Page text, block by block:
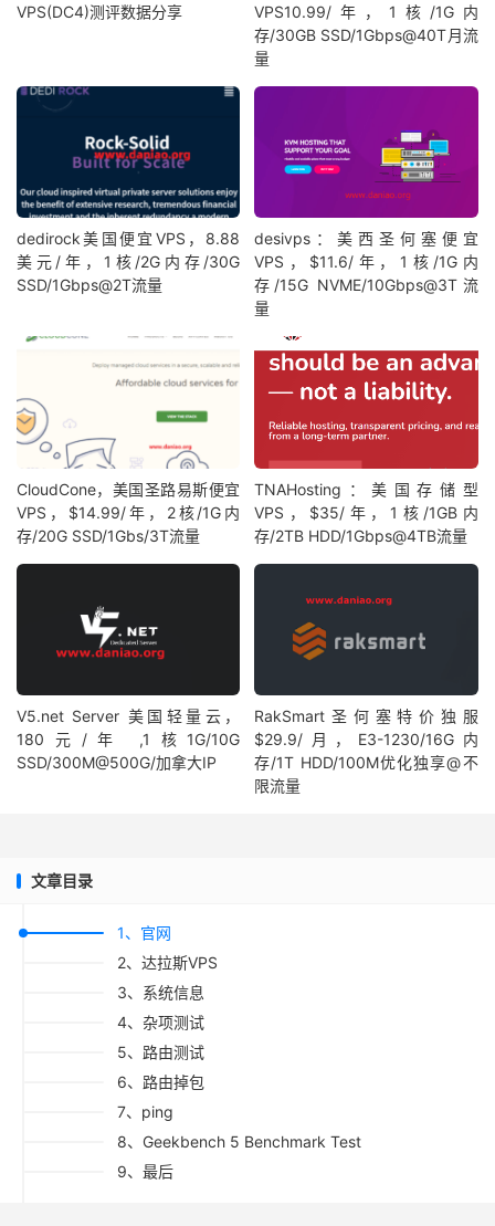
VPS(DC4)测评数据分享
VPS10.99/年，1核/1G内
存/30GB SSD/1Gbps@40T月流
量
dedirock美国便宜VPS，8.88
美元/年，1核/2G内存/30G
SSD/1Gbps@2T流量
desivps：美西圣何塞便宜
VPS，$11.6/年，1核/1G内
存/15G NVME/10Gbps@3T流
量
CloudCone，美国圣路易斯便宜
VPS，$14.99/年，2核/1G内
存/20G SSD/1Gbs/3T流量
TNAHosting：美国存储型
VPS，$35/年，1核/1GB内
存/2TB HDD/1Gbps@4TB流量
V5.net Server 美国轻量云，
180元/年 ,1核1G/10G
SSD/300M@500G/加拿大IP
RakSmart圣何塞特价独服
$29.9/月，E3-1230/16G内
存/1T HDD/100M优化独享@不
限流量
文章目录
1、官网
2、达拉斯VPS
3、系统信息
4、杂项测试
5、路由测试
6、路由掉包
7、ping
8、Geekbench 5 Benchmark Test
9、最后